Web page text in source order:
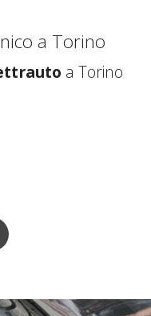
a Torino
a Torino